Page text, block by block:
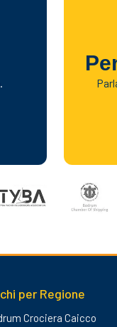
per Regione
Crociera Caicco